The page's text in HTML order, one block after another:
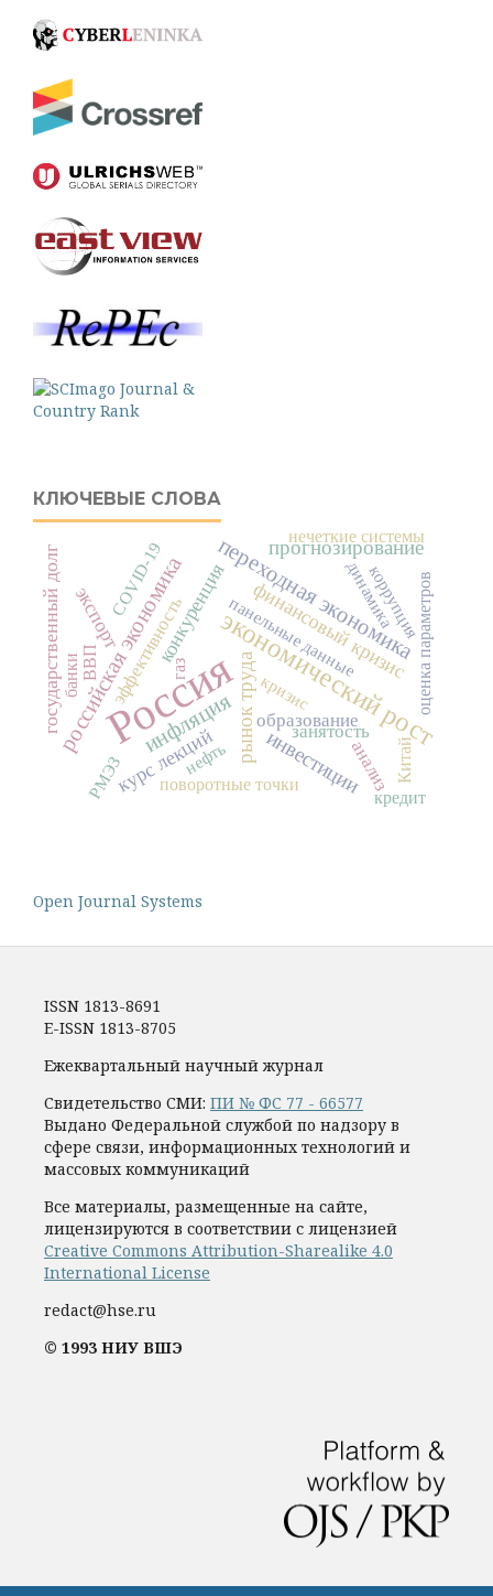
КЛЮЧЕВЫЕ СЛОВА
Россияэкономический рост
переходная экономика
инфляция
российская экономика рынок трудаинвестиции
прогнозирование
государственный долг финансовый кризис
курс лекций
конкуренция
экспортэффективность
образование
занятость
анализ Китай
оценка параметров
COVID-19
газ
кризис
панельные данные
нефть
банки
поворотные точки
коррупция
РМЭЗ
ВВП
нечеткие системы
динамика
кредит
Open Journal Systems
ISSN 1813-8691
E-ISSN 1813-8705
Ежеквартальный научный журнал
Свидетельство СМИ: ПИ № ФС 77 - 66577
Выдано Федеральной службой по надзору в
сфере связи, информационных технологий и
массовых коммуникаций
Все материалы, размещенные на сайте,
лицензируются в соответствии с лицензией
Creative Commons Attribution-Sharealike 4.0
International License
redact@hse.ru
© 1993 НИУ ВШЭ